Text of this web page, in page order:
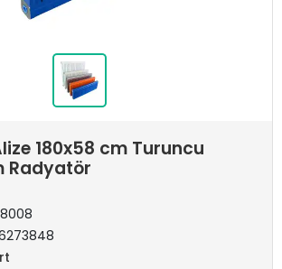
180x58 cm Turuncu
Radyatör